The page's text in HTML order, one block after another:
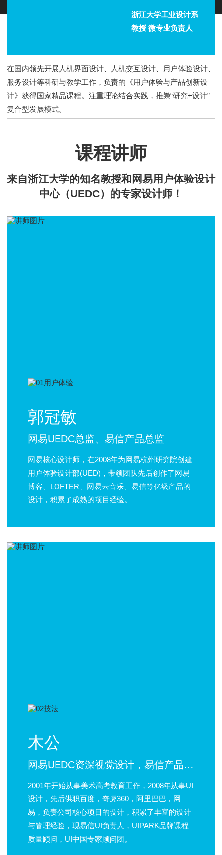
浙江大学工业设计系
教授 微专业负责人
在国内领先开展人机界面设计、人机交互设计、用户体验设计、
服务设计等科研与教学工作，负责的《用户体验与产品创新设
计》获得国家精品课程。注重理论结合实践，推崇“研究+设计”
复合型发展模式。
课程讲师
来自浙江大学的知名教授和网易用户体验设计
中心（UEDC）的专家设计师！
郭冠敏
网易UEDC总监、易信产品总监
网易核心设计师，在2008年为网易杭州研究院创建
用户体验设计部(UED)，带领团队先后创作了网易
博客、LOFTER、网易云音乐、易信等亿级产品的
设计，积累了成熟的项目经验。
木公
网易UEDC资深视觉设计，易信产品UI负责人
2001年开始从事美术高考教育工作，2008年从事UI
设计，先后供职百度，奇虎360，阿里巴巴，网
易，负责公司核心项目的设计，积累了丰富的设计
与管理经验，现易信UI负责人，UIPARK品牌课程
质量顾问，UI中国专家顾问团。